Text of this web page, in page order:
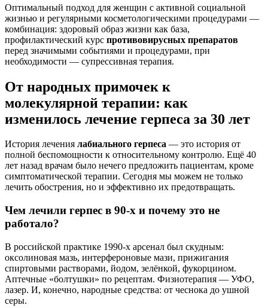
Оптимальный подход для женщин с активной социальной
жизнью и регулярными косметологическими процедурами —
комбинация: здоровый образ жизни как база,
профилактический курс противовирусных препаратов
перед значимыми событиями и процедурами, при
необходимости — супрессивная терапия.
От народных примочек к
молекулярной терапии: как
изменилось лечение герпеса за 30 лет
История лечения лабиального герпеса — это история от
полной беспомощности к относительному контролю. Ещё 40
лет назад врачам было нечего предложить пациентам, кроме
симптоматической терапии. Сегодня мы можем не только
лечить обострения, но и эффективно их предотвращать.
Чем лечили герпес в 90-х и почему это не
работало?
В российской практике 1990-х арсенал был скудным:
оксолиновая мазь, интерфероновые мази, прижигания
спиртовыми растворами, йодом, зелёнкой, фукорцином.
Аптечные «болтушки» по рецептам. Физиотерапия — УФО,
лазер. И, конечно, народные средства: от чеснока до ушной
серы.